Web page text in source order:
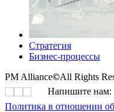
Стратегия
Бизнес-процессы
PM Alliance©All Rights
Напишите нам:
Политика в отношении